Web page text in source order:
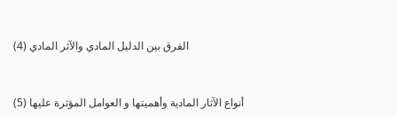
(4) الفرق بين الدليل المادي والآثر المادي
(5) أنواع الآثار المادية وأهميتها و العوامل المؤثرة عليها